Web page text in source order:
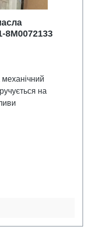
8M0072133